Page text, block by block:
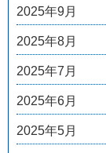
2025年9月
2025年8月
2025年7月
2025年6月
2025年5月